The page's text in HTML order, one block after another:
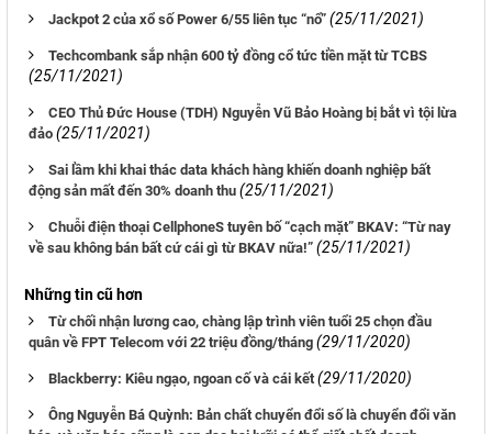
Jackpot 2 của xổ số Power 6/55 liên tục “nổ” (25/11/2021)
Techcombank sắp nhận 600 tỷ đồng cổ tức tiền mặt từ TCBS
(25/11/2021)
CEO Thủ Đức House (TDH) Nguyễn Vũ Bảo Hoàng bị bắt vì tội lừa
đảo (25/11/2021)
Sai lầm khi khai thác data khách hàng khiến doanh nghiệp bất
động sản mất đến 30% doanh thu (25/11/2021)
Chuỗi điện thoại CellphoneS tuyên bố “cạch mặt” BKAV: “Từ nay
về sau không bán bất cứ cái gì từ BKAV nữa!” (25/11/2021)
Những tin cũ hơn
Từ chối nhận lương cao, chàng lập trình viên tuổi 25 chọn đầu
quân về FPT Telecom với 22 triệu đồng/tháng (29/11/2020)
Blackberry: Kiêu ngạo, ngoan cố và cái kết (29/11/2020)
Ông Nguyễn Bá Quỳnh: Bản chất chuyển đổi số là chuyển đổi văn